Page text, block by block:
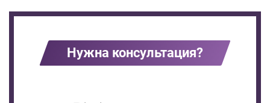
Нужна консультация?